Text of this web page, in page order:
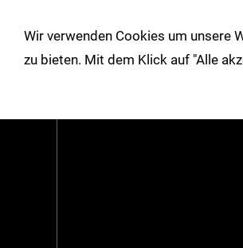
Shop Herbst/
Wir verwenden Cookies um unsere
zu bieten. Mit dem Klick auf "Alle